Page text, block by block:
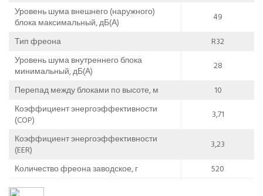
Уровень шума внешнего (наружного)
блока максимальный, дБ(А)
49
Тип фреона
R32
Уровень шума внутреннего блока
минимальный, дБ(А)
28
Перепад между блоками по высоте, м
10
Коэффициент энергоэффективности
(COP)
3,71
Коэффициент энергоэффективности
(EER)
3,23
Количество фреона заводское, г
520